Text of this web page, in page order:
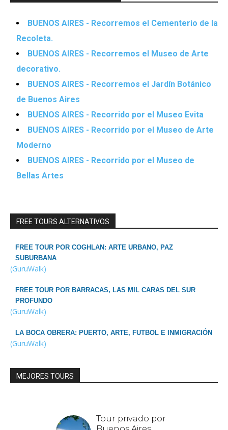
BUENOS AIRES - Recorremos el Cementerio de la
Recoleta.
BUENOS AIRES - Recorremos el Museo de Arte
decorativo.
BUENOS AIRES - Recorremos el Jardín Botánico
de Buenos Aires
BUENOS AIRES - Recorrido por el Museo Evita
BUENOS AIRES - Recorrido por el Museo de Arte
Moderno
BUENOS AIRES - Recorrido por el Museo de
Bellas Artes
FREE TOURS ALTERNATIVOS
FREE TOUR POR COGHLAN: ARTE URBANO, PAZ
SUBURBANA
(GuruWalk)
FREE TOUR POR BARRACAS, LAS MIL CARAS DEL SUR
PROFUNDO
(GuruWalk)
LA BOCA OBRERA: PUERTO, ARTE, FUTBOL E INMIGRACIÓN
(GuruWalk)
MEJORES TOURS